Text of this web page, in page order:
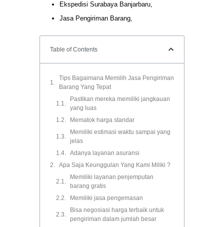
Ekspedisi Surabaya Banjarbaru,
Jasa Pengiriman Barang,
Table of Contents
Tips Bagaimana Memilih Jasa Pengiriman
Barang Yang Tepat
Pastikan mereka memiliki jangkauan
yang luas
Mematok harga standar
Memiliki estimasi waktu sampai yang
jelas
Adanya layanan asuransi
Apa Saja Keunggulan Yang Kami Miliki ?
Memiliki layanan penjemputan
barang gratis
Memiliki jasa pengemasan
Bisa negosiasi harga terbaik untuk
pengiriman dalam jumlah besar